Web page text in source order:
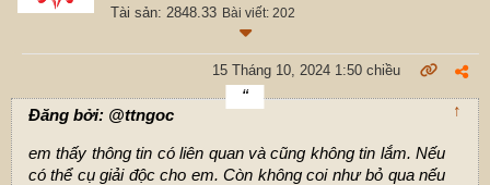
Tài sản: 2848.33 Bài viết: 202
15 Tháng 10, 2024 1:50 chiều
Đăng bởi: @ttngoc ↑
em thấy thông tin có liên quan và cũng không tin lắm. Nếu
có thể cụ giải độc cho em. Còn không coi như bỏ qua nếu